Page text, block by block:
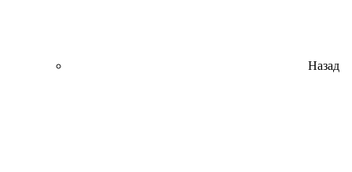
Назад